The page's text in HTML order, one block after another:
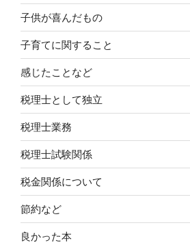
子供が喜んだもの
子育てに関すること
感じたことなど
税理士として独立
税理士業務
税理士試験関係
税金関係について
節約など
良かった本